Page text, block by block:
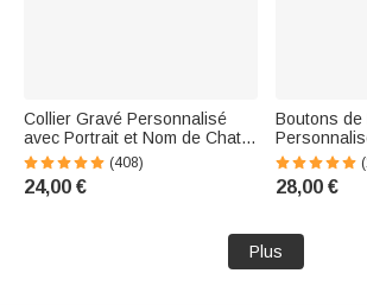
Collier Gravé Personnalisé
avec Portrait et Nom de Chat
Chien Bijoux Commémoratifs
Cadeau Anniversaire pour
Amoureux des Animaux
(408)
24,00 €
Boutons de
Photo de
Souvenir
28,00 €
Plus